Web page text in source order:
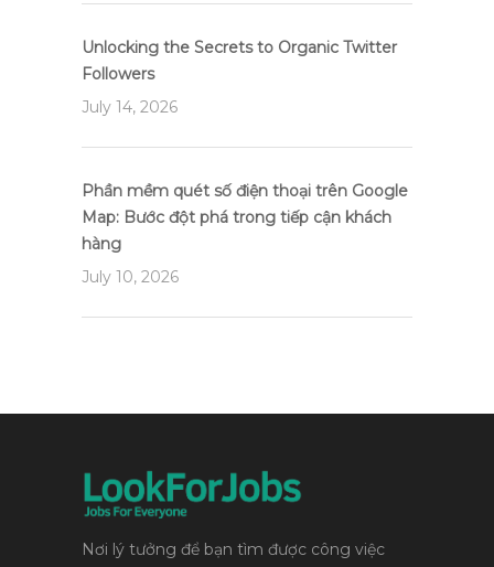
Unlocking the Secrets to Organic Twitter
Followers
July 14, 2026
Phần mềm quét số điện thoại trên Google
Map: Bước đột phá trong tiếp cận khách
hàng
July 10, 2026
Nơi lý tưởng để bạn tìm được công việc